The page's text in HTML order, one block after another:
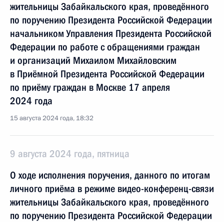
жительницы Забайкальского края, проведённого
по поручению Президента Российской Федерации
начальником Управления Президента Российской
Федерации по работе с обращениями граждан
и организаций Михаилом Михайловским
в Приёмной Президента Российской Федерации
по приёму граждан в Москве 17 апреля
2024 года
15 августа 2024 года, 18:32
9 августа 2024 года, пятница
О ходе исполнения поручения, данного по итогам
личного приёма в режиме видео-конференц-связи
жительницы Забайкальского края, проведённого
по поручению Президента Российской Федерации